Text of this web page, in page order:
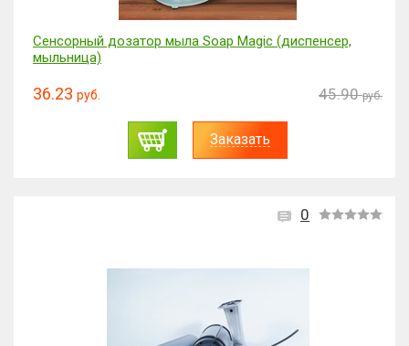
Сенсорный дозатор мыла Soap Magic (диспенсер,
мыльница)
36.23 руб. 45.90 руб.
Заказать
0